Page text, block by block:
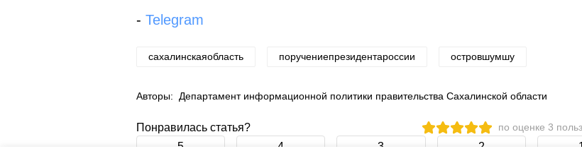
- Telegram
сахалинскаяобласть поручениепрезидентароссии островшумшу
Авторы: Департамент информационной политики правительства Сахалинской области
Понравилась статья? по оценке 3
5 4 3 2 1